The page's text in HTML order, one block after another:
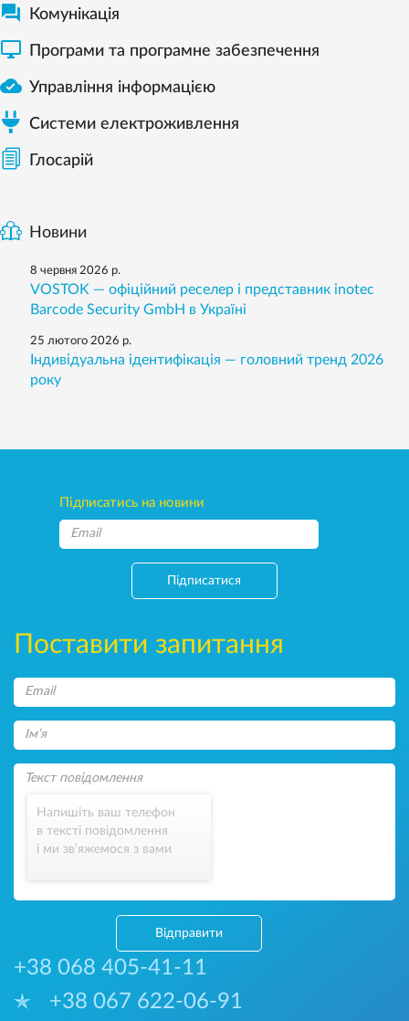
 Комунікація
 Програми та програмне забезпечення
 Управління інформацією
Системи електроживлення
Глосарій
Новини
8 червня 2026 р.
VOSTOK — офіційний реселер і представник inotec
Barcode Security GmbH в Україні
25 лютого 2026 р.
Індивідуальна ідентифікація — головний тренд 2026
року
Підписатись на новини
Підписатися
Поставити запитання
Напишіть ваш телефон
в тексті повідомлення
і ми зв’яжемося з вами
Відправити
+38 068 405-41-11
+38 067 622-06-91